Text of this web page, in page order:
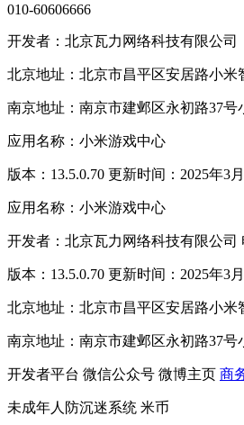
010-60606666
开发者：北京瓦力网络科技有限公司
北京地址：北京市昌平区安居路小米
南京地址：南京市建邺区永初路37号
应用名称：小米游戏中心
版本：13.5.0.70 更新时间：2025年3
应用名称：小米游戏中心
开发者：北京瓦力网络科技有限公司
版本：13.5.0.70 更新时间：2025年3
北京地址：北京市昌平区安居路小米
南京地址：南京市建邺区永初路37号
开发者平台 微信公众号 微博主页 商
未成年人防沉迷系统 米币